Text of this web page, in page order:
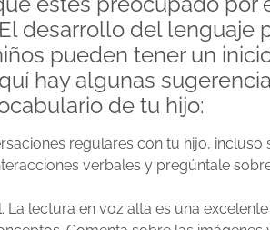
desarrollo del lenguaje
pueden tener un
hay algunas
de tu hijo:
regulares con tu hijo, incluso
verbales y pregúntale
La lectura en voz alta es una